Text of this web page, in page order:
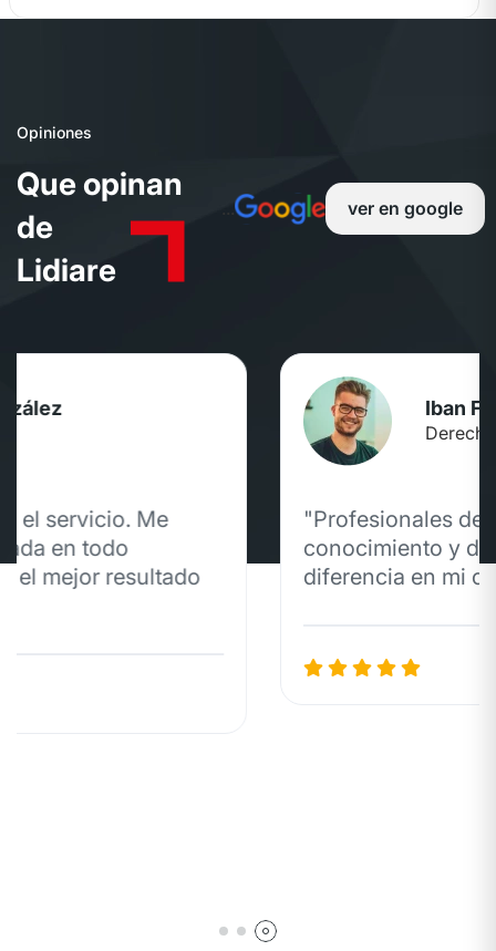
Opiniones
04
Queopinan
de
Lidiare
... ver en google
Iban Fernández
"Profesionales de primera. Su
conocimiento y dedicación marcaron la
diferencia en mi caso."